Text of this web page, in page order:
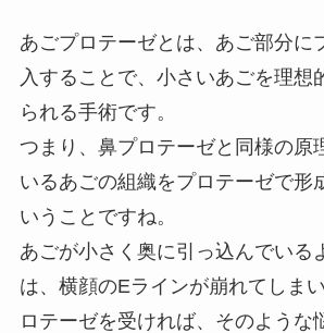
あごプロテーゼとは、あご部分に
入することで、小さいあごを理想
られる手術です。
つまり、鼻プロテーゼと同様の原
いるあごの組織をプロテーゼで形
いうことですね。
あごが小さく奥に引っ込んでいる
は、横顔のEラインが崩れてしま
ロテーゼを受ければ、そのような